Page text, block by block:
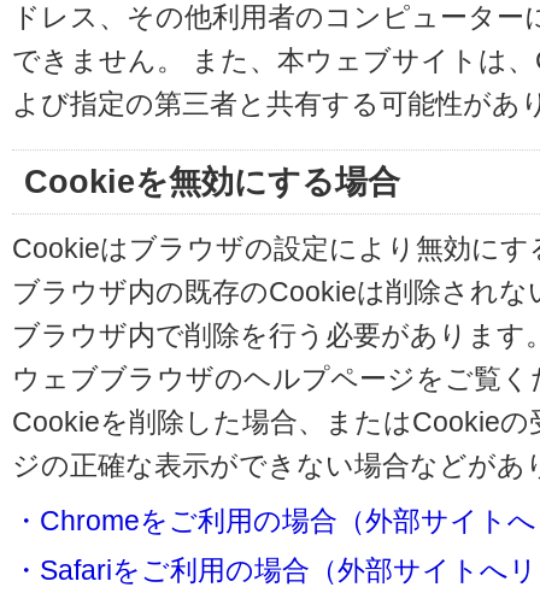
ドレス、その他利用者のコンピュータ
できません。 また、本ウェブサイトは
よび指定の第三者と共有する可能性があ
Cookieを無効にする場合
Cookieはブラウザの設定により無効に
ブラウザ内の既存のCookieは削除され
ブラウザ内で削除を行う必要があります
ウェブブラウザのヘルプページをご覧く
Cookieを削除した場合、またはCookie
ジの正確な表示ができない場合などが
・Chromeをご利用の場合（外部サイト
・Safariをご利用の場合（外部サイトへ